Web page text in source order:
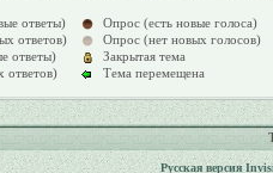
ответы)
ответов)
ответы)
ответов)
Опрос (есть новые голоса)
Опрос (нет новых голосов)
Закрытая тема
Тема перемещена
Русская версия